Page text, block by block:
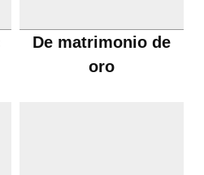
De matrimonio de
oro